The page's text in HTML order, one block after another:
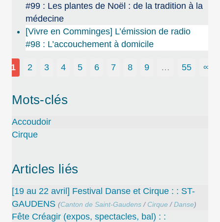
#99 : Les plantes de Noël : de la tradition à la
médecine
[Vivre en Comminges] L’émission de radio
#98 : L’accouchement à domicile
1 2 3 4 5 6 7 8 9 … 55 ∞
Mots-clés
Accoudoir
Cirque
Articles liés
[19 au 22 avril] Festival Danse et Cirque : : ST-
GAUDENS (Canton de Saint-Gaudens / Cirque /Danse)
Fête Créagir (expos, spectacles, bal) : :